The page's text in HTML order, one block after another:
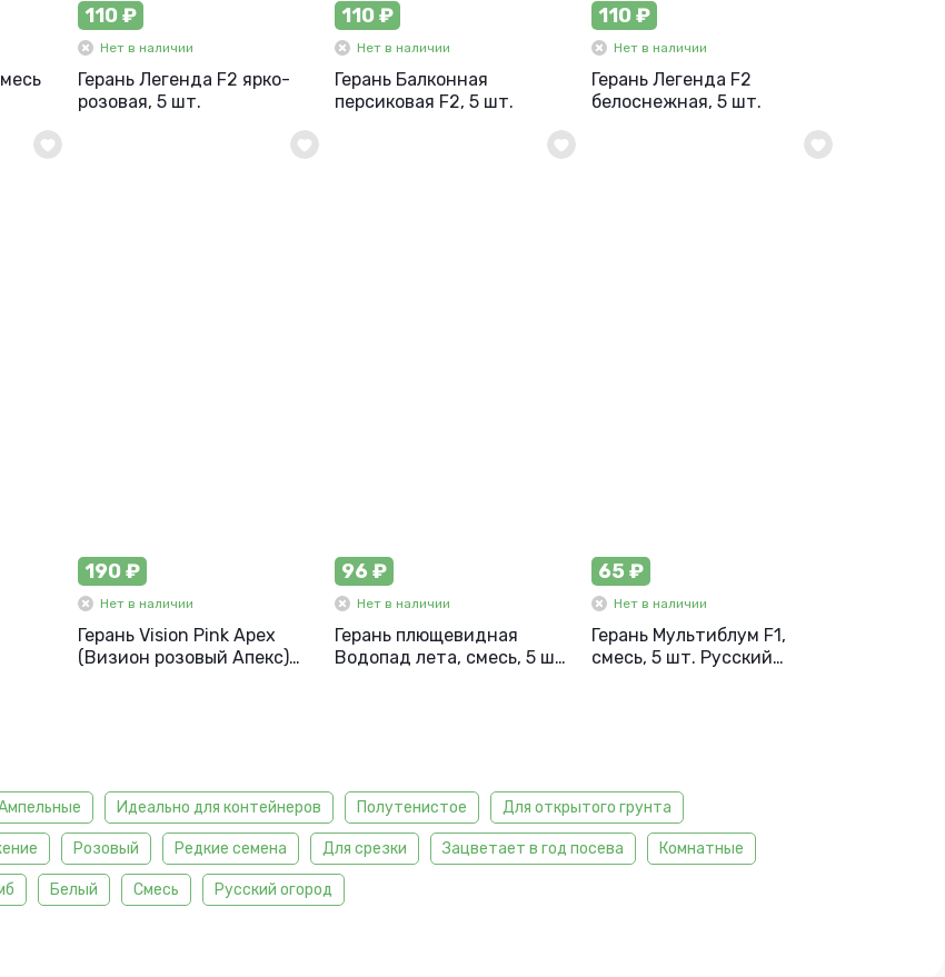
110 ₽
Нет в наличии
Герань Легенда F2 ярко-
розовая, 5 шт.
110 ₽
Нет в наличии
Герань Балконная
персиковая F2, 5 шт.
110 ₽
Нет в наличии
Герань Легенда F2
белоснежная, 5 шт.
190 ₽
Нет в наличии
Герань Vision Pink Apex
(Визион розовый Апекс)
96 ₽
Нет в наличии
Герань плющевидная
Водопад лета, смесь, 5 шт.
65 ₽
Нет в наличии
Герань Мультиблум F1,
смесь, 5 шт. Русский
Идеально для контейнеров Полутенистое Для открытого грунта
Розовый Редкие семена Для срезки Зацветает в год посева Комнатные
Белый Смесь Русский огород